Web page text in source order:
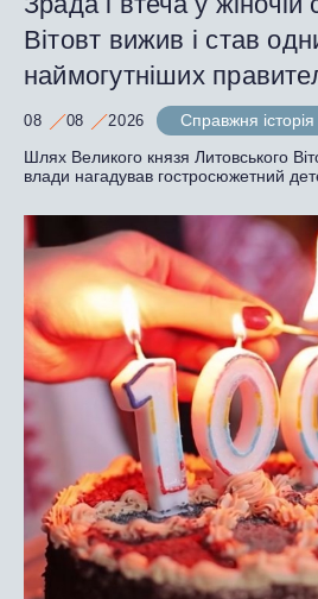
Вітовт вижив і став
наймогутніших
08 08 2026
Справжня історія
Шлях Великого князя Литовського
влади нагадував гостросюжетний